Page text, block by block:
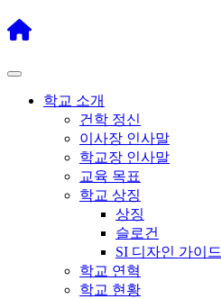
학교 소개
건학 정신
이사장 인사말
학교장 인사말
교육 목표
학교 상징
상징
슬로건
SI 디자인 가이드
학교 연혁
학교 현황